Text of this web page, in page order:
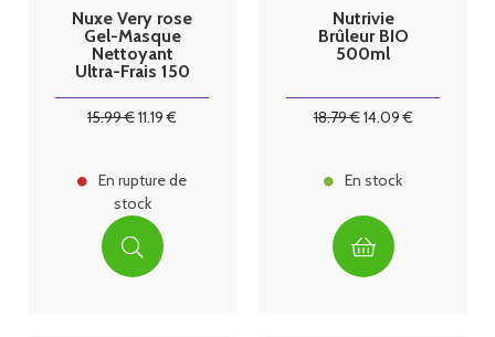
Nuxe Very rose
Gel-Masque
Nettoyant
Ultra-Frais 150
15.99€11.19 €
En rupture de
stock
Nutrivie
Brûleur BIO
500ml
18.79€14.09€
En stock